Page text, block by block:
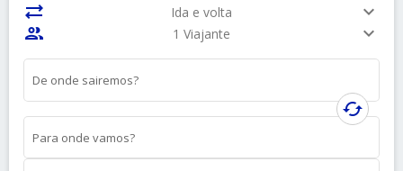
sync_alt Ida e volta
expand_more
people
1 Viajante expand_more
De onde sairemos?
cached
Para onde vamos?